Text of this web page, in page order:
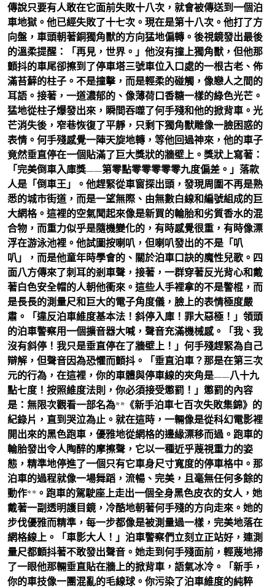
傳說只要有人敢在它面前失敗十八次，就會被傳送到一個泊
車地獄。他已經失敗了十七次。現在是第十八次。他打了方
向盤，車頭朝著銅獨角獸的方向猛地偏轉。後視鏡發出最後
的溫柔提醒：「再見，世界。」他沒有撞上獨角獸，但他那
顫抖的車尾卻擦到了停車塔三號車位入口處的一根古老、佈
滿苔蘚的柱子。不是撞擊，而是輕柔的碰觸，像戀人之間的
耳語。接著，一道濃郁的、像薄荷口香糖一樣的綠色光芒。
猛地從柱子爆發出來，瞬間吞噬了何手殘和他的掀背車。光
芒消失後，窄巷恢復了平靜，只剩下獨角獸雕像一臉困惑的
表情。何手殘感覺一陣天旋地轉，等他回過神來，他的車子
竟然垂直停在一個貼滿了巨大獎狀的牆壁上。獎狀上寫著：
「完美倒車入庫獎——第零點零零零零零九度偏差。」落款
人是「倒車王」。他趕緊從車窗探出頭，發現周圍不再是熟
悉的城市街道，而是一望無際、由無數白線和編號組成的巨
大網格。這裡的空氣聞起來像是新買的輪胎和劣質香水的混
合物，而重力似乎是隨機變化的，有時感覺很重，有時像漂
浮在游泳池裡。他試圖按喇叭，但喇叭發出的不是「叭
叭」，而是他童年時學會的、關於泊車口訣的魔性兒歌。四
面八方傳來了刺耳的剎車聲，接著，一群穿著反光背心和戴
著白色安全帽的人朝他衝來。這些人手裡拿的不是警棍，而
是長長的測量尺和巨大的電子角度儀，臉上的表情極度嚴
肅。「違反泊車維度基本法！斜停入庫！罪大惡極！」領頭
的泊車警察用一個擴音器大喊，聲音充滿機械感。「我、我
沒有斜停！我只是垂直停在了牆壁上！」何手殘趕緊為自己
辯解，但聲音因為恐懼而顫抖。「垂直泊車？那是在第三次
元的行為，在這裡，你的車體與停車線的夾角是——八十九
點七度！按照維度法則，你必須接受懲罰！」懲罰的內容
是：無限次觀看一部名為**《新手泊車七百次失敗集錦》的
紀錄片，直到哭泣為止。就在這時，一輛像是從科幻電影裡
開出來的黑色跑車，優雅地從網格的邊緣漂移而過。跑車的
輪胎發出令人陶醉的摩擦聲，它以一種近乎蔑視重力的姿
態，精準地停進了一個只有它車身尺寸寬度的停車格中。那
泊車的過程就像一場舞蹈，流暢、完美，且毫無任何多餘的
動作**。跑車的駕駛座上走出一個全身黑色皮衣的女人，她
戴著一副透明護目鏡，冷酷地朝著何手殘的方向走來。她的
步伐優雅而精準，每一步都像是被測量過一樣，完美地落在
網格線上。「車影大人！」泊車警察們立刻立正站好，連測
量尺都顫抖著不敢發出聲音。她走到何手殘面前，輕蔑地掃
了一眼他那輛垂直貼在牆上的掀背車，語氣冰冷。「新手，
你的車技像一團混亂的毛線球。你污染了泊車維度的純粹